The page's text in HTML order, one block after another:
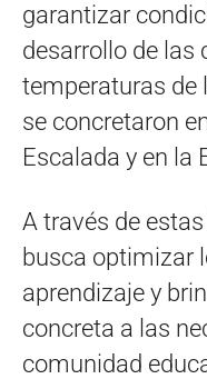
garantizar
desarrollo de las
temperaturas de
se concretaron
Escalada y en la
A través de
busca optimizar
aprendizaje y
concreta a las
comunidad